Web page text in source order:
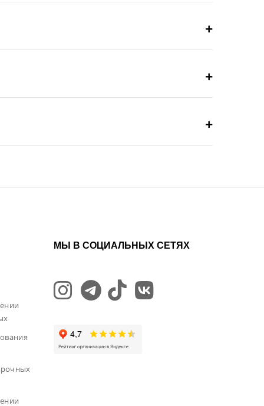
МЫ В СОЦИАЛЬНЫХ СЕТЯХ